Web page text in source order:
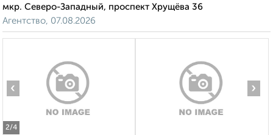
мкр. Северо-Западный, проспект Хрущёва 36
Агентство, 07.08.2026
2/4
‹ ›